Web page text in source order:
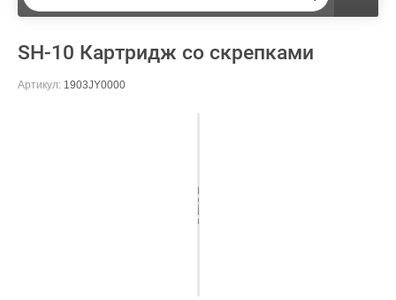
SH-10 Картридж со скрепками
Артикул: 1903JY0000